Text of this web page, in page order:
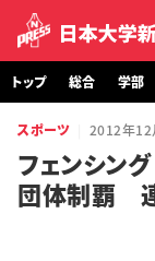
トップ
総合
トップ 総合 学部
スポーツ 2012年12
フェンシン
団体制覇